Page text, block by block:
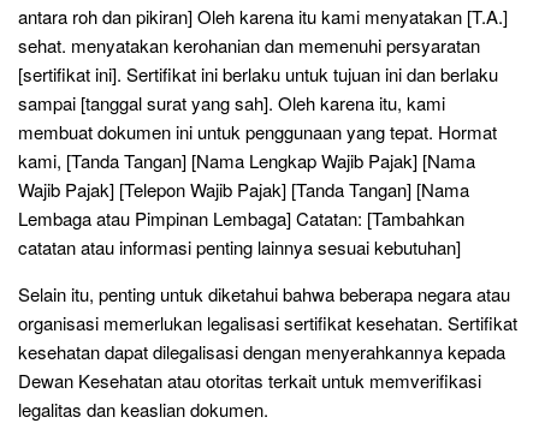
antara roh dan pikiran] Oleh karena itu kami menyatakan [T.A.]
sehat. menyatakan kerohanian dan memenuhi persyaratan
[sertifikat ini]. Sertifikat ini berlaku untuk tujuan ini dan berlaku
sampai [tanggal surat yang sah]. Oleh karena itu, kami
membuat dokumen ini untuk penggunaan yang tepat. Hormat
kami, [Tanda Tangan] [Nama Lengkap Wajib Pajak] [Nama
Wajib Pajak] [Telepon Wajib Pajak] [Tanda Tangan] [Nama
Lembaga atau Pimpinan Lembaga] Catatan: [Tambahkan
catatan atau informasi penting lainnya sesuai kebutuhan]
Selain itu, penting untuk diketahui bahwa beberapa negara atau
organisasi memerlukan legalisasi sertifikat kesehatan. Sertifikat
kesehatan dapat dilegalisasi dengan menyerahkannya kepada
Dewan Kesehatan atau otoritas terkait untuk memverifikasi
legalitas dan keaslian dokumen.